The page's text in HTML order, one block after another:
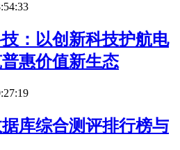
：以创新科技护航电
惠价值新生态
库综合测评排行榜与